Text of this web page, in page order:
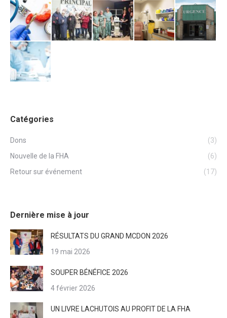
Catégories
Dons
(3)
Nouvelle de la FHA
(6)
Retour sur événement
(17)
Dernière mise à jour
RÉSULTATS DU GRAND MCDON 2026
19 mai 2026
SOUPER BÉNÉFICE 2026
4 février 2026
UN LIVRE LACHUTOIS AU PROFIT DE LA FHA